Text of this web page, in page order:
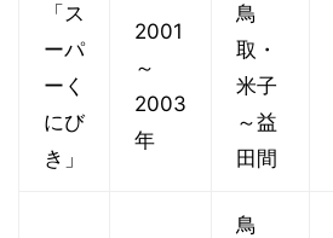
「ス
ーパ
ーく
にび
き」
2001
～
2003
年
鳥
取・
米子
～益
田間
鳥